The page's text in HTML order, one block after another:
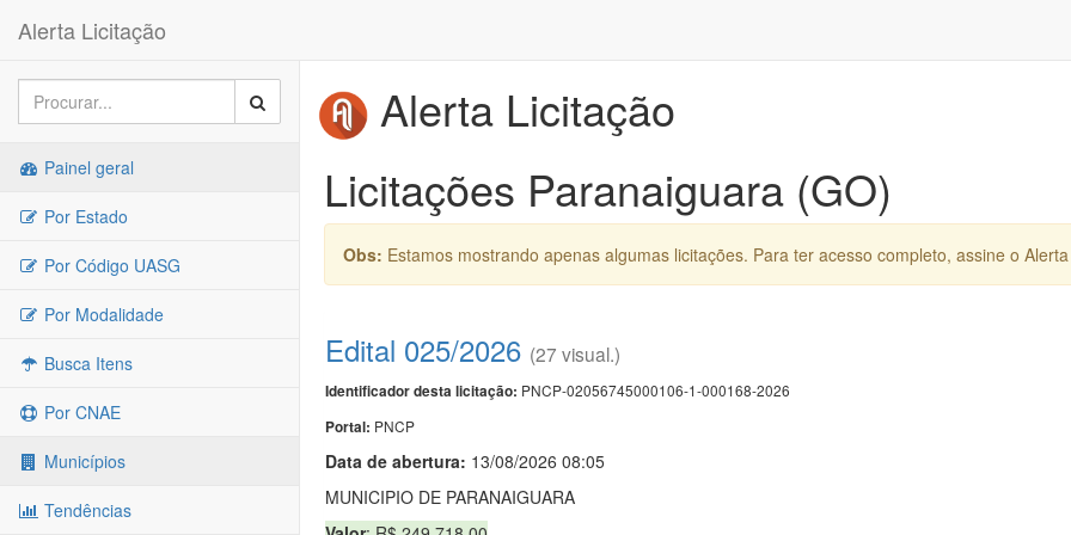
Alerta Licitação
Painel geral
Por Estado
Por Código UASG
Por Modalidade
Busca Itens
Por CNAE
Municípios
Tendências
Alerta Licitação
Licitações Paranaiguara (GO)
Obs: Estamos mostrando apenas algumas licitações. Para ter acesso completo, assine o
Edital 025/2026 (27 visual.)
Identificador desta licitação: PNCP-02056745000106-1-000168-2026
Portal: PNCP
Data de abertura: 13/08/2026 08:05
MUNICIPIO DE PARANAIGUARA